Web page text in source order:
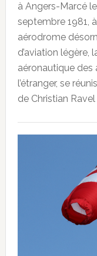
à Angers-Marcé
septembre 1981,
aérodrome
d’aviation légère,
aéronautique
l’étranger, se
de Christian